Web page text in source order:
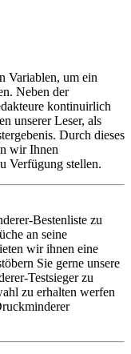
Variablen, um ein
Neben der
kontinuirlich
unserer Leser, als
Durch dieses
wir Ihnen
Verfügung stellen.
Bestenliste zu
an seine
wir ihnen eine
Sie gerne unsere
Testsieger zu
zu erhalten werfen